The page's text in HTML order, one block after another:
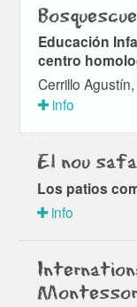
Educación
centro
Cerrillo
info
El nou
Los patios
info